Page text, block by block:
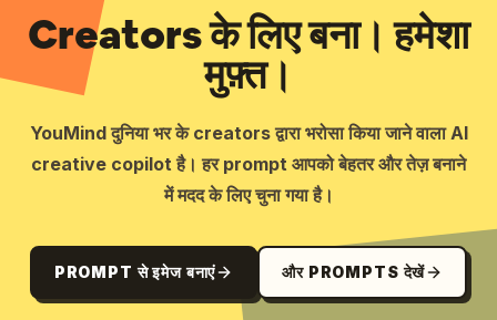
Creators के लिए बना। हमेशा
मुफ़्त।
YouMind दुनिया भर के creators द्वारा भरोसा किया जाने वाला AI
creative copilot है। हर prompt आपको बेहतर और तेज़ बनाने
में मदद के लिए चुना गया है।
PROMPT से इमेज बनाएं और PROMPTS देखें